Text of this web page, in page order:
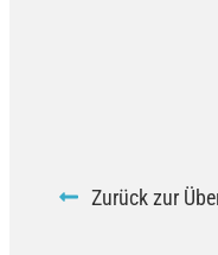
Zurück zur